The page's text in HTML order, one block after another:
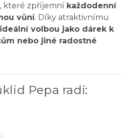
, které zpříjemní každodenní
vůní. Díky atraktivnímu
ideální volbou jako dárek k
nebo jiné radostné
Pepa radí: